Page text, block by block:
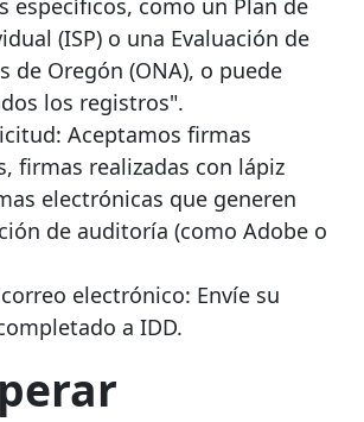
específicos, como un Plan de
(ISP) o una Evaluación de
de Oregón (ONA), o puede
los registros".
Aceptamos firmas
firmas realizadas con lápiz
electrónicas que generen
de auditoría (como Adobe o
electrónico: Envíe su
a IDD.